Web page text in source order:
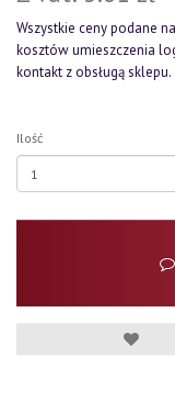
Wszystkie ceny podane
kosztów umieszczenia
kontakt z obsługą sklepu.
Ilość